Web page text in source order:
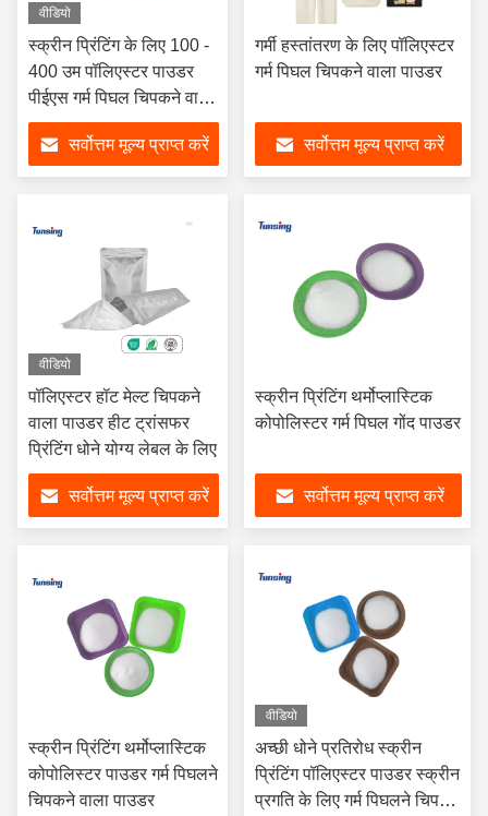
वीडियो
स्क्रीन प्रिंटिंग के लिए 100 -
400 उम पॉलिएस्टर पाउडर
पीईएस गर्म पिघल चिपकने वाला
पाउडर
सर्वोत्तम मूल्य प्राप्त करें
गर्मी हस्तांतरण के लिए पॉलिएस्टर
गर्म पिघल चिपकने वाला पाउडर
सर्वोत्तम मूल्य प्राप्त करें
वीडियो
पॉलिएस्टर हॉट मेल्ट चिपकने
वाला पाउडर हीट ट्रांसफर
प्रिंटिंग धोने योग्य लेबल के लिए
सर्वोत्तम मूल्य प्राप्त करें
स्क्रीन प्रिंटिंग थर्मोप्लास्टिक
कोपोलिस्टर गर्म पिघल गोंद पाउडर
सर्वोत्तम मूल्य प्राप्त करें
स्क्रीन प्रिंटिंग थर्मोप्लास्टिक
कोपोलिस्टर पाउडर गर्म पिघलने
चिपकने वाला पाउडर
वीडियो
अच्छी धोने प्रतिरोध स्क्रीन
प्रिंटिंग पॉलिएस्टर पाउडर स्क्रीन
प्रगति के लिए गर्म पिघलने चिपकने